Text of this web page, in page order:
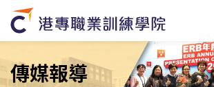
傳媒報導